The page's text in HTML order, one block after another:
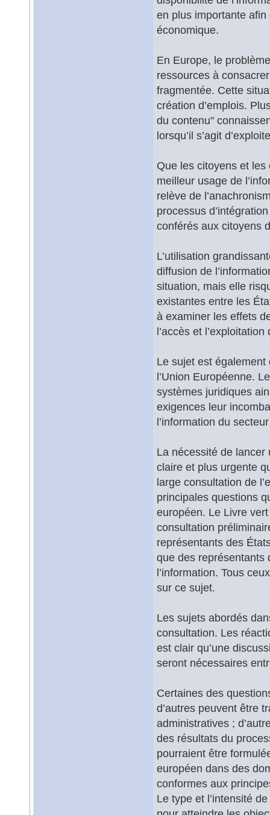
en plus importante
économique.
En Europe, le
ressources à
fragmentée. Cette
création d’emplois.
du contenu"
lorsqu’il s’agit
Que les citoyens et les
meilleur usage de
relève de
processus
conférés aux citoyens
L’utilisation
diffusion de
situation, mais elle
existantes entre les
à examiner les effets
l’accès et
Le sujet est également
l’Union Européenne.
systèmes juridiques
exigences leur
l’information du
La nécessité de lancer
claire et plus urgente
large consultation de
principales questions
européen. Le Livre
consultation
représentants des
que des représentants
l’information. Tous
sur ce sujet.
Les sujets abordés
consultation. Les
est clair qu’une
seront nécessaires
Certaines des
d’autres peuvent être
administratives ;
des résultats du
pourraient être
européen dans des
conformes aux
Le type et l’intensité